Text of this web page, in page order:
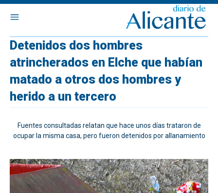
Detenidos dos hombres
atrincherados en Elche que habían
matado a otros dos hombres y
herido a un tercero
Fuentes consultadas relatan que hace unos días trataron de
ocupar la misma casa, pero fueron detenidos por allanamiento